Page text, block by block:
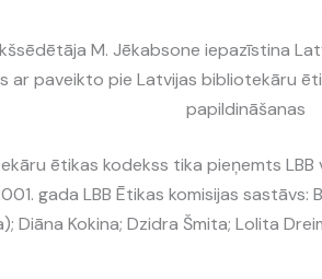
M. Jēkabsone iepazīstina
ar paveikto pie Latvijas bibliotekāru
papildināšanas
ētikas kodekss tika pieņemts LBB
gada LBB Ētikas komisijas sastāvs:
Diāna Kokina; Dzidra Šmita; Lolita